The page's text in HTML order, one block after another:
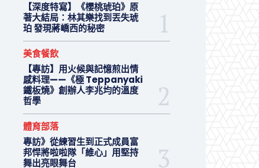
【深度特寫】《櫻桃琥珀》原
著大結局：林其樂找到丟失琥
珀 發現蔣嶠西的秘密
美食餐飲
【專訪】用火候與記憶煎出情
感料理——《極 Teppanyaki
鐵板燒》創辦人李兆均的溫度
哲學
體育部落
專訪》從練習生到正式成員富
邦悍將啦啦隊「維心」用堅持
舞出亮眼舞台